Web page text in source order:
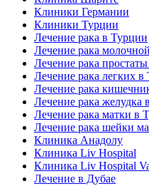
Клиники Германии
Клиники Турции
Лечение рака в Турции
Лечение рака
Лечение рака
Лечение рака легких в
Лечение рака
Лечение рака желудка
Лечение рака матки в
Лечение рака шейки
Клиника Анадолу
Клиника Liv Hospital
Клиника Liv Hospital
Лечение в Дубае